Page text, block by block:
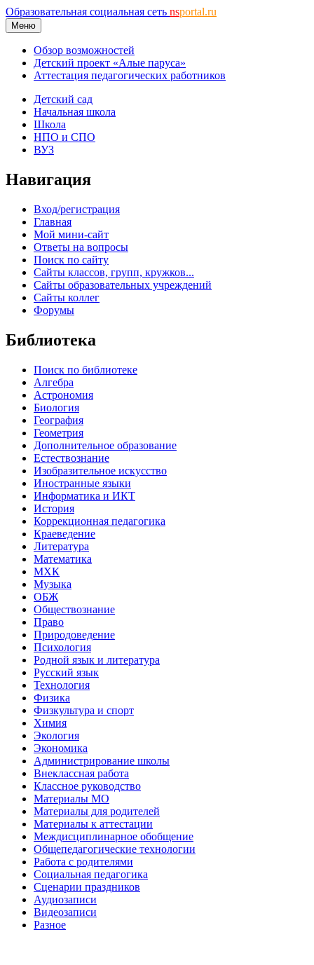
Образовательная социальная сеть nsportal.ru
Меню
Обзор возможностей
Детский проект «Алые паруса»
Аттестация педагогических работников
Детский сад
Начальная школа
Школа
НПО и СПО
ВУЗ
Навигация
Вход/регистрация
Главная
Мой мини-сайт
Ответы на вопросы
Поиск по сайту
Сайты классов, групп, кружков...
Сайты образовательных учреждений
Сайты коллег
Форумы
Библиотека
Поиск по библиотеке
Алгебра
Астрономия
Биология
География
Геометрия
Дополнительное образование
Естествознание
Изобразительное искусство
Иностранные языки
Информатика и ИКТ
История
Коррекционная педагогика
Краеведение
Литература
Математика
МХК
Музыка
ОБЖ
Обществознание
Право
Природоведение
Психология
Родной язык и литература
Русский язык
Технология
Физика
Физкультура и спорт
Химия
Экология
Экономика
Администрирование школы
Внеклассная работа
Классное руководство
Материалы МО
Материалы для родителей
Материалы к аттестации
Междисциплинарное обобщение
Общепедагогические технологии
Работа с родителями
Социальная педагогика
Сценарии праздников
Аудиозаписи
Видеозаписи
Разное